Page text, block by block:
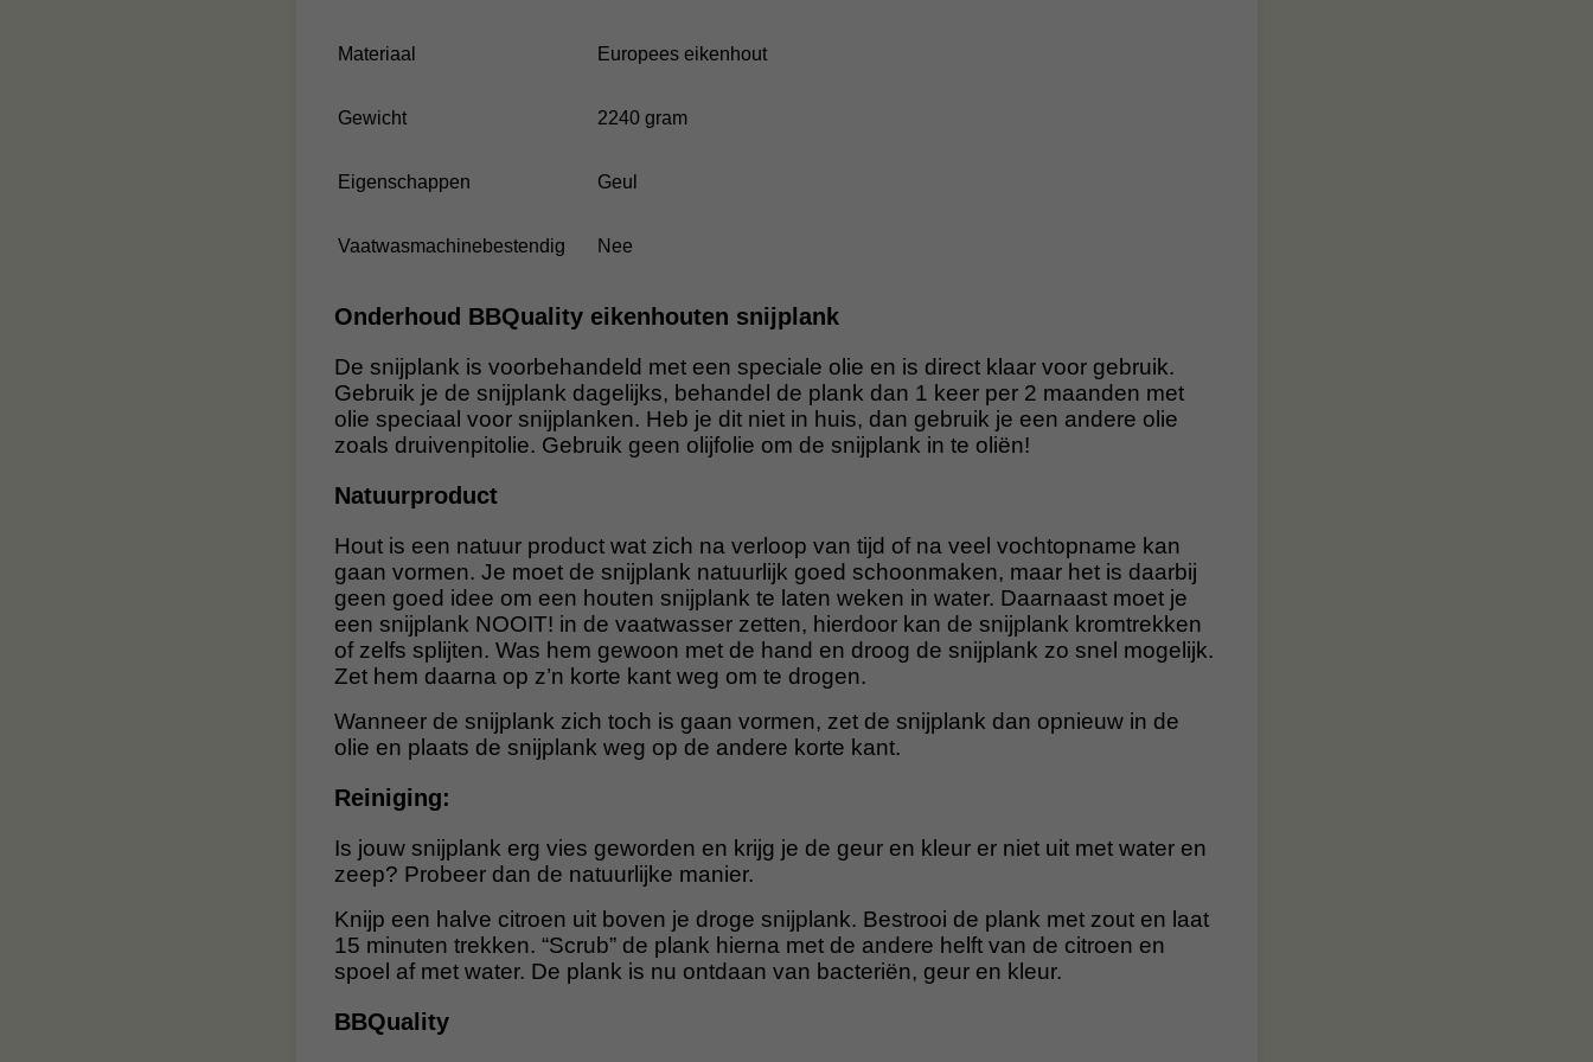
Materiaal Europees eikenhout
Gewicht 2240 gram
Eigenschappen Geul
Vaatwasmachinebestendig Nee
Onderhoud BBQuality eikenhouten snijplank
De snijplank is voorbehandeld met een speciale olie en is direct klaar voor gebruik.
Gebruik je de snijplank dagelijks, behandel de plank dan 1 keer per 2 maanden met
olie speciaal voor snijplanken. Heb je dit niet in huis, dan gebruik je een andere olie
zoals druivenpitolie. Gebruik geen olijfolie om de snijplank in te oliën!
Natuurproduct
Hout is een natuur product wat zich na verloop van tijd of na veel vochtopname kan
gaan vormen. Je moet de snijplank natuurlijk goed schoonmaken, maar het is daarbij
geen goed idee om een houten snijplank te laten weken in water. Daarnaast moet je
een snijplank NOOIT! in de vaatwasser zetten, hierdoor kan de snijplank kromtrekken
of zelfs splijten. Was hem gewoon met de hand en droog de snijplank zo snel mogelijk.
Zet hem daarna op z’n korte kant weg om te drogen.
Wanneer de snijplank zich toch is gaan vormen, zet de snijplank dan opnieuw in de
olie en plaats de snijplank weg op de andere korte kant.
Reiniging:
Is jouw snijplank erg vies geworden en krijg je de geur en kleur er niet uit met water en
zeep? Probeer dan de natuurlijke manier.
Knijp een halve citroen uit boven je droge snijplank. Bestrooi de plank met zout en laat
15 minuten trekken. “Scrub” de plank hierna met de andere helft van de citroen en
spoel af met water. De plank is nu ontdaan van bacteriën, geur en kleur.
BBQuality